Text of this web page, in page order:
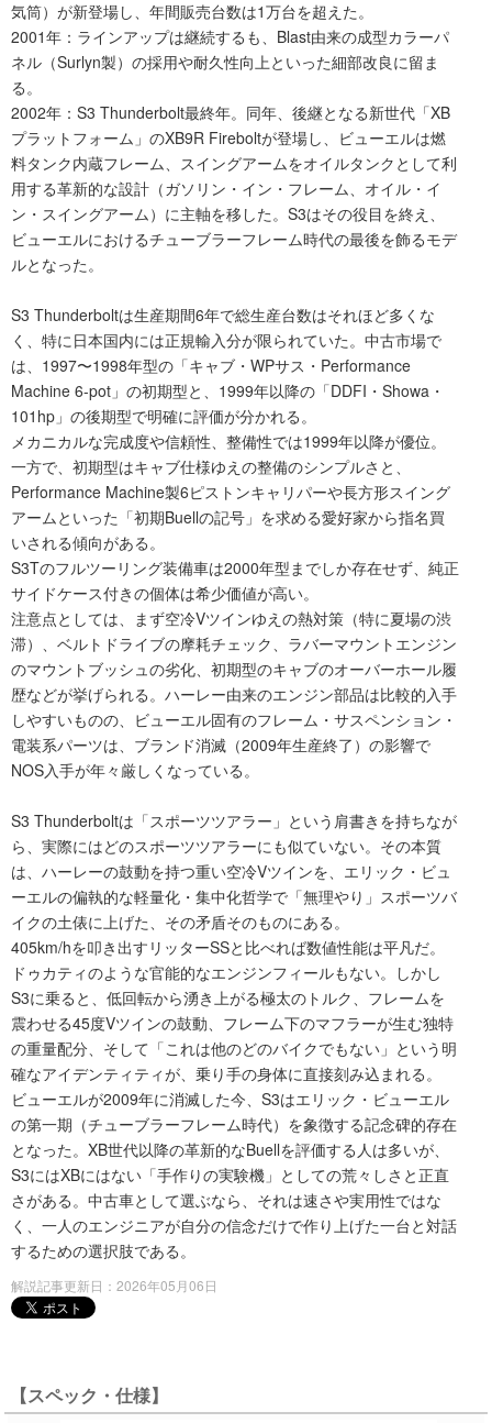
気筒）が新登場し、年間販売台数は1万台を超えた。
2001年：ラインアップは継続するも、Blast由来の成型カラーパ
ネル（Surlyn製）の採用や耐久性向上といった細部改良に留ま
る。
2002年：S3 Thunderbolt最終年。同年、後継となる新世代「XB
プラットフォーム」のXB9R Fireboltが登場し、ビューエルは燃
料タンク内蔵フレーム、スイングアームをオイルタンクとして利
用する革新的な設計（ガソリン・イン・フレーム、オイル・イ
ン・スイングアーム）に主軸を移した。S3はその役目を終え、
ビューエルにおけるチューブラーフレーム時代の最後を飾るモデ
ルとなった。
S3 Thunderboltは生産期間6年で総生産台数はそれほど多くな
く、特に日本国内には正規輸入分が限られていた。中古市場で
は、1997〜1998年型の「キャブ・WPサス・Performance
Machine 6-pot」の初期型と、1999年以降の「DDFI・Showa・
101hp」の後期型で明確に評価が分かれる。
メカニカルな完成度や信頼性、整備性では1999年以降が優位。
一方で、初期型はキャブ仕様ゆえの整備のシンプルさと、
Performance Machine製6ピストンキャリパーや長方形スイング
アームといった「初期Buellの記号」を求める愛好家から指名買
いされる傾向がある。
S3Tのフルツーリング装備車は2000年型までしか存在せず、純正
サイドケース付きの個体は希少価値が高い。
注意点としては、まず空冷Vツインゆえの熱対策（特に夏場の渋
滞）、ベルトドライブの摩耗チェック、ラバーマウントエンジン
のマウントブッシュの劣化、初期型のキャブのオーバーホール履
歴などが挙げられる。ハーレー由来のエンジン部品は比較的入手
しやすいものの、ビューエル固有のフレーム・サスペンション・
電装系パーツは、ブランド消滅（2009年生産終了）の影響で
NOS入手が年々厳しくなっている。
S3 Thunderboltは「スポーツツアラー」という肩書きを持ちなが
ら、実際にはどのスポーツツアラーにも似ていない。その本質
は、ハーレーの鼓動を持つ重い空冷Vツインを、エリック・ビュ
ーエルの偏執的な軽量化・集中化哲学で「無理やり」スポーツバ
イクの土俵に上げた、その矛盾そのものにある。
405km/hを叩き出すリッターSSと比べれば数値性能は平凡だ。
ドゥカティのような官能的なエンジンフィールもない。しかし
S3に乗ると、低回転から湧き上がる極太のトルク、フレームを
震わせる45度Vツインの鼓動、フレーム下のマフラーが生む独特
の重量配分、そして「これは他のどのバイクでもない」という明
確なアイデンティティが、乗り手の身体に直接刻み込まれる。
ビューエルが2009年に消滅した今、S3はエリック・ビューエル
の第一期（チューブラーフレーム時代）を象徴する記念碑的存在
となった。XB世代以降の革新的なBuellを評価する人は多いが、
S3にはXBにはない「手作りの実験機」としての荒々しさと正直
さがある。中古車として選ぶなら、それは速さや実用性ではな
く、一人のエンジニアが自分の信念だけで作り上げた一台と対話
するための選択肢である。
解説記事更新日：2026年05月06日
【スペック・仕様】